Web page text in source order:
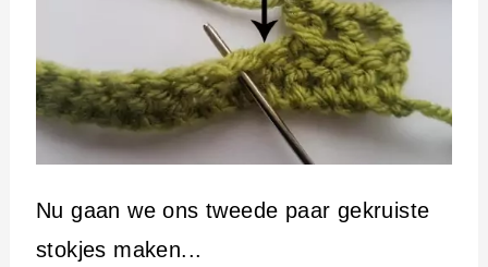
Nu gaan we ons tweede paar gekruiste
stokjes maken...